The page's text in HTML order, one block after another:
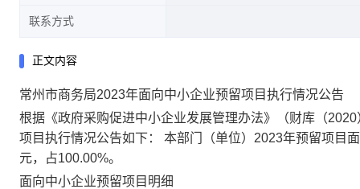
联系方式
正文内容
常州市商务局2023年面向中小企业预留项目执行情况公告
根据《政府采购促进中小企业发展管理办法》（财库（
项目执行情况公告如下： 本部门（单位）2023年预留项目
元，占100.00%。
面向中小企业预留项目明细